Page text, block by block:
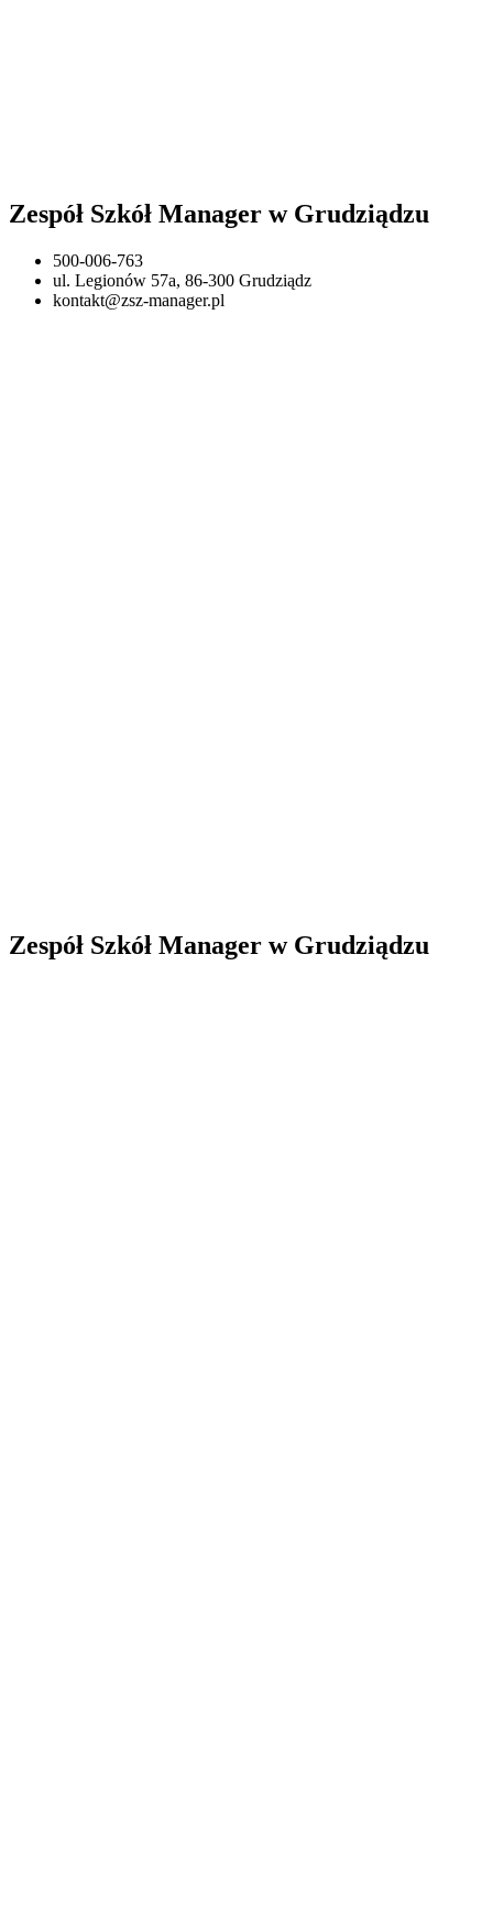
Zespół Szkół Manager w Grudziądzu
500-006-763
ul. Legionów 57a, 86-300 Grudziądz
kontakt@zsz-manager.pl
Zespół Szkół Manager w Grudziądzu